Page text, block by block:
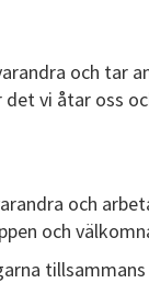
och tar
vi åtar oss
och
och